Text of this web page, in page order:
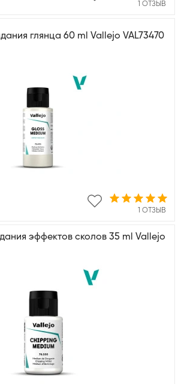
1 ОТЗЫВ
глянца 60 ml Vallejo VAL73470
1 ОТЗЫВ
эффектов сколов 35 ml Vallejo